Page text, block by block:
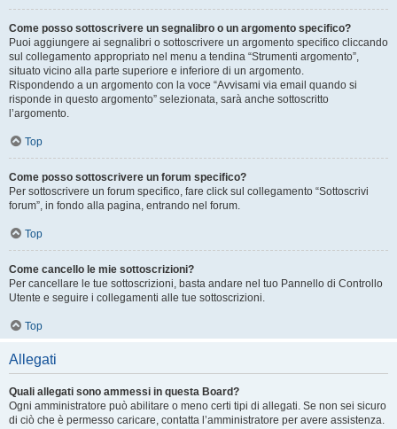
Come posso sottoscrivere un segnalibro o un argomento specifico?
Puoi aggiungere ai segnalibri o sottoscrivere un argomento specifico cliccando
sul collegamento appropriato nel menu a tendina “Strumenti argomento”,
situato vicino alla parte superiore e inferiore di un argomento.
Rispondendo a un argomento con la voce “Avvisami via email quando si
risponde in questo argomento” selezionata, sarà anche sottoscritto
l’argomento.
Top
Come posso sottoscrivere un forum specifico?
Per sottoscrivere un forum specifico, fare click sul collegamento “Sottoscrivi
forum”, in fondo alla pagina, entrando nel forum.
Top
Come cancello le mie sottoscrizioni?
Per cancellare le tue sottoscrizioni, basta andare nel tuo Pannello di Controllo
Utente e seguire i collegamenti alle tue sottoscrizioni.
Top
Allegati
Quali allegati sono ammessi in questa Board?
Ogni amministratore può abilitare o meno certi tipi di allegati. Se non sei sicuro
di ciò che è permesso caricare, contatta l’amministratore per avere assistenza.